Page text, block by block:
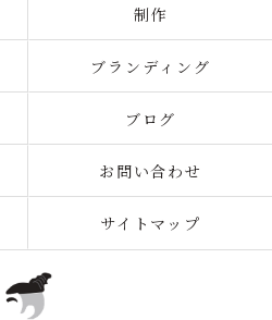
制作
ブランディング
ブログ
お問い合わせ
サイトマップ